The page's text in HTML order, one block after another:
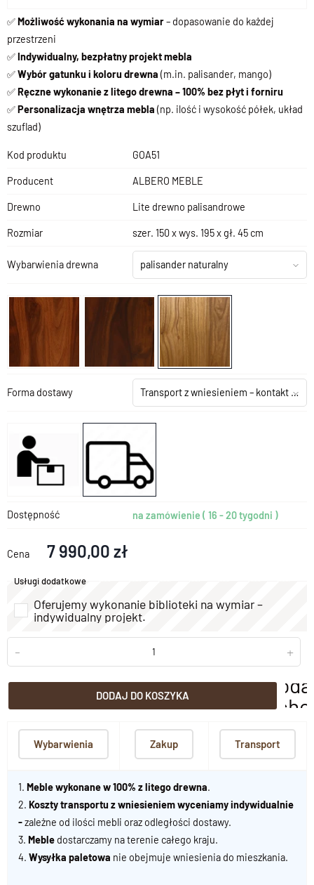
✅Możliwość wykonania na wymiar– dopasowanie do każdej
przestrzeni
✅Indywidualny, bezpłatny projekt mebla
✅Wybór gatunku i koloru drewna (m.in. palisander, mango)
✅Ręczne wykonanie z litego drewna – 100% bez płyt i forniru
✅Personalizacja wnętrza mebla (np. ilość i wysokość półek, układ
szuflad)
Kod produktu GOA51
Producent ALBERO MEBLE
Drewno Lite drewno palisandrowe
Rozmiar szer. 150 x wys. 195 x gł. 45 cm
Wybarwienia drewna palisander naturalny
Forma dostawy Transport z wniesieniem – kontakt z salonem
Dostępność na zamówienie ( 16 - 20 tygodni )
Cena 7 990,00 zł
Usługi dodatkowe
Oferujemy wykonanie biblioteki na wymiar –
indywidualny projekt.
- +
DODAJ DO KOSZYKA
Wybarwienia Zakup Transport
1. Meble wykonane w 100% z litego drewna.
2. Koszty transportu z wniesieniem wyceniamy indywidualnie
-zależne od ilości mebli oraz odległości dostawy.
3. Meble dostarczamy na terenie całego kraju.
4. Wysyłka paletowa nie obejmuje wniesienia do mieszkania.